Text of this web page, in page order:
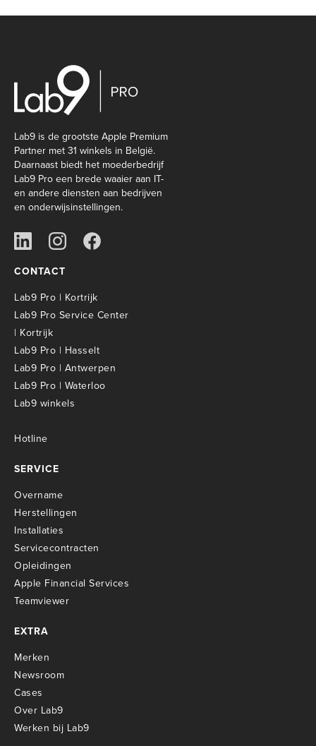
Lab9 is de grootste Apple Premium
Partner met 31 winkels in België.
Daarnaast biedt het moederbedrijf
Lab9 Pro een brede waaier aan IT-
en andere diensten aan bedrijven
en onderwijsinstellingen.
CONTACT
Lab9 Pro | Kortrijk
Lab9 Pro Service Center
| Kortrijk
Lab9 Pro | Hasselt
Lab9 Pro | Antwerpen
Lab9 Pro | Waterloo
Lab9 winkels
Hotline
SERVICE
Overname
Herstellingen
Installaties
Servicecontracten
Opleidingen
Apple Financial Services
Teamviewer
EXTRA
Merken
Newsroom
Cases
Over Lab9
Werken bij Lab9